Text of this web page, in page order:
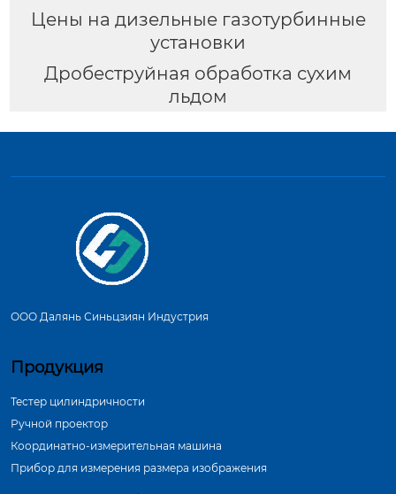
Цены на дизельные газотурбинные
установки
Дробеструйная обработка сухим
льдом
ООО Далянь Синьцзиян Индустрия
Продукция
Тестер цилиндричности
Ручной проектор
Координатно-измерительная машина
Прибор для измерения размера изображения